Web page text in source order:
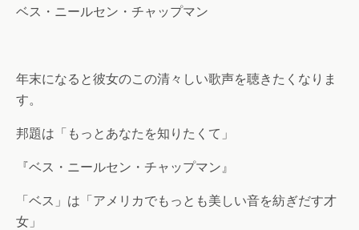
ベス・ニールセン・チャップマン
年末になると彼女のこの清々しい歌声を聴きたくなりま
す。
邦題は「もっとあなたを知りたくて」
『ベス・ニールセン・チャップマン』
「ベス」は「アメリカでもっとも美しい音を紡ぎだす才
女」